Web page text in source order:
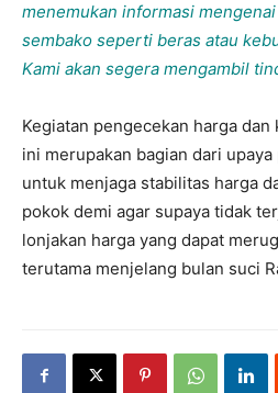
menemukan informasi
sembako seperti beras atau
Kami akan segera mengambil
Kegiatan pengecekan harga
ini merupakan bagian dari
untuk menjaga stabilitas harga
pokok demi agar supaya tidak
lonjakan harga yang dapat
terutama menjelang bulan suci